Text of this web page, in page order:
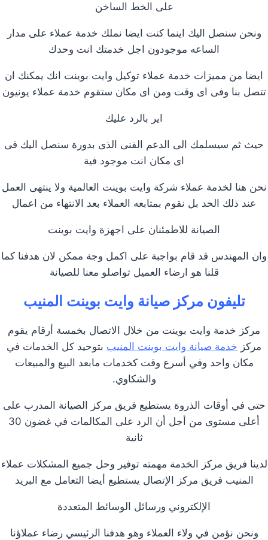
على الخط الساخن
ونحن سنصل اليك اينما كنت ايضا نملك خدمة عملاء على مدار
الساعه موجودون اجل خدمتك انت وحدك
ايضا من مميزات خدمة عملاء توكيل وايت بوينت انك يمكنك ان
تتصل بنا وفى اى وقت ومن اى مكان ستقوم خدمة عملاء يونيون
اير بالرد عليك
حيث ثم سيسلمك الى الدعم الفنى الذى بدورة سنصل اليك فى
اى مكان انت موجود فية
نحن هنا لخدمة عملاء شركة وايت بوينت العالمية ولا ينتهى العمل
عند ذلك الحد بل نقوم بمتابعه العملاء بعد الانتهاء من اعمال
الصيانة للاطمئنان على اجهزة وايت بوينت
وان المهندس قد قام بواجبة على اكمل وجة ممكن لان هدفنا كما
قلنا هو ارضاء العميل تواصلو معنا للصيانة
تليفون مركز صيانة وايت بوينت المنيب
مركز خدمة وايت بوينت من خلال الاتصال بخمسة أرقام يقوم
مركز خدمة صيانة وايت بوينت المنيب بتوحيد كل الخدمات في
مكان واحد وفي أسرع وقت كخدمات مابعد البيع والمبيعات
والشكاوي.
حتى في أوقات الذروة يستطيع فريق مركز الصيانة المدرب على
أعلى مستوى من أجل أن الرد على المكالمات في غضون 30
ثانية
لدينا فريق مركز الخدمة مهمته توفير وحل جميع المشكلات عملاء
المنيب فريق مركز الإتصال يستطيع أيضا التعامل مع البريد
الإلكتروني ورسائل الوسائط المتعددة
ونحن نؤمن في ولاء العملاء وهو هدفنا الرئيسي رضاء عملاؤنا